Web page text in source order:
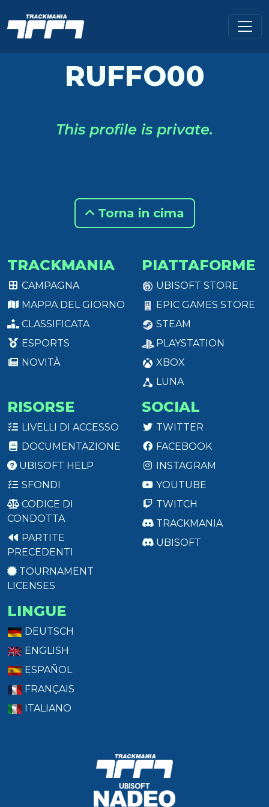
RUFFO00
This profile is private.
Torna in cima
TRACKMANIA
CAMPAGNA
MAPPA DEL GIORNO
CLASSIFICATA
ESPORTS
NOVITÀ
PIATTAFORME
UBISOFT STORE
EPIC GAMES STORE
STEAM
PLAYSTATION
XBOX
LUNA
RISORSE
LIVELLI DI ACCESSO
DOCUMENTAZIONE
UBISOFT HELP
SFONDI
CODICE DI
CONDOTTA
PARTITE
PRECEDENTI
TOURNAMENT
LICENSES
SOCIAL
TWITTER
FACEBOOK
INSTAGRAM
YOUTUBE
TWITCH
TRACKMANIA
UBISOFT
LINGUE
DEUTSCH
ENGLISH
ESPAÑOL
FRANÇAIS
ITALIANO